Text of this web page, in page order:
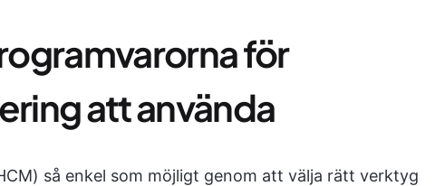
för
att använda
så enkel som möjligt genom att välja rätt verktyg